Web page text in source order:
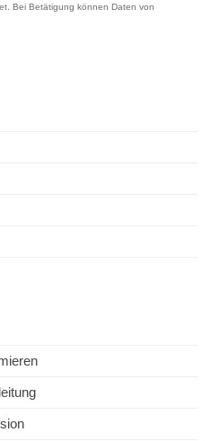
Bei Betätigung können Daten von